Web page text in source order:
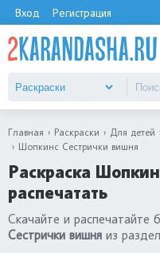
Вход Регистрация
Главная Раскраски Для детей
Шопкинс Сестрички вишня
Раскраска
распечатать
Скачайте и распечатайте
Сестрички вишня из